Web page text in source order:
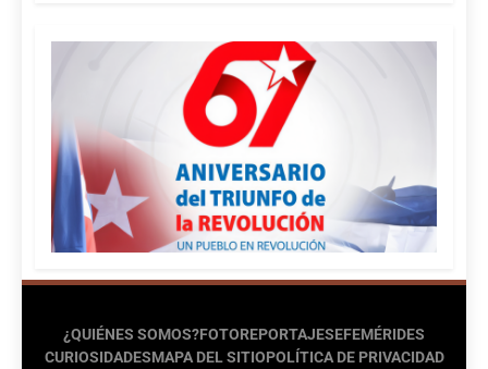
¿QUIÉNES SOMOS?FOTOREPORTAJESEFEMÉRIDES
CURIOSIDADESMAPA DEL SITIOPOLÍTICA DE PRIVACIDAD